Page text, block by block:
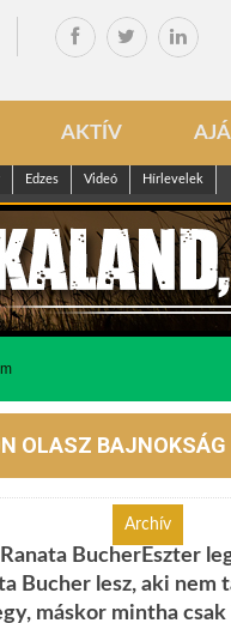
AKTÍV
Edzes Videó Hírlevelek
OLASZ
Archív
Ranata BucherEszter
Bucher lesz, aki
máskor mintha